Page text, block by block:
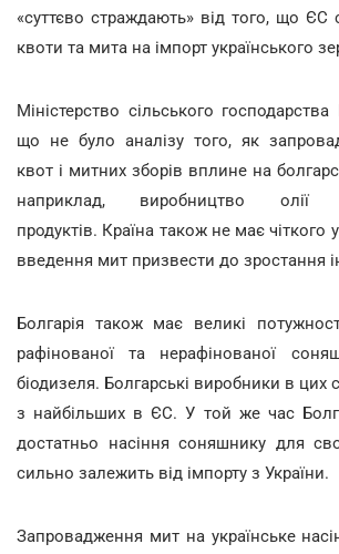
«суттєво страждають» від того, що ЄС
квоти та мита на імпорт українського
Міністерство сільського господарства
що не було аналізу того, як
квот і митних зборів вплине на
наприклад, виробництво олії
продуктів. Країна також не має
введення мит призвести до зростання
Болгарія також має великі
рафінованої та нерафінованої
біодизеля. Болгарські виробники в цих
з найбільших в ЄС. У той же час
достатньо насіння соняшнику для
сильно залежить від імпорту з України.
Запровадження мит на українське